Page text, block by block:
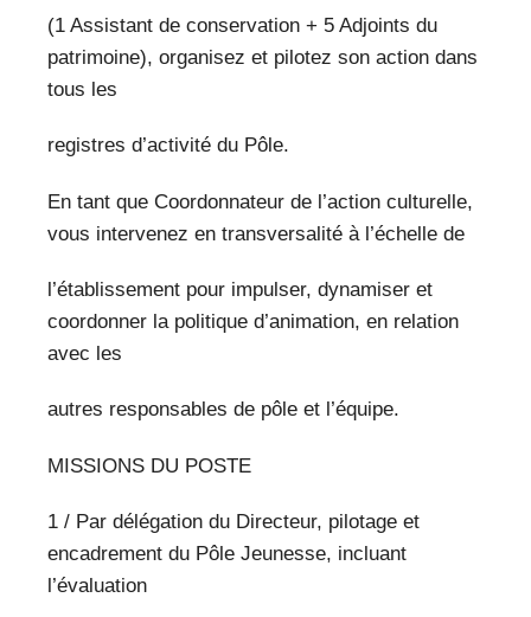
(1 Assistant de conservation + 5 Adjoints du
patrimoine), organisez et pilotez son action dans
tous les
registres d’activité du Pôle.
En tant que Coordonnateur de l’action culturelle,
vous intervenez en transversalité à l’échelle de
l’établissement pour impulser, dynamiser et
coordonner la politique d’animation, en relation
avec les
autres responsables de pôle et l’équipe.
MISSIONS DU POSTE
1 / Par délégation du Directeur, pilotage et
encadrement du Pôle Jeunesse, incluant
l’évaluation